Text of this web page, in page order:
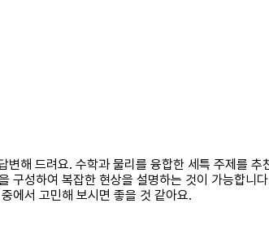
변해 드려요. 수학과 물리를 융합한 세특 주제를
구성하여 복잡한 현상을 설명하는 것이 가능합
에서 고민해 보시면 좋을 것 같아요.